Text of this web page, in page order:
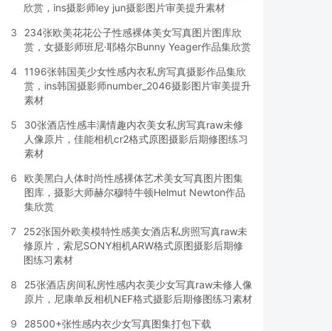
欣赏，ins摄影师ley jun摄影图片审美提升素材
3
234张欧美花花公子性感裸体美女写真图片图库欣
赏，女摄影师班尼·耶格尔Bunny Yeager作品集欣赏
4
1196张韩国美少女性感内衣私房写真摄影作品集欣
赏，ins韩国摄影师number_2046摄影图片审美提升
素材
5
30张酒店性感丰满情趣内衣美女私房写真raw未修
人像原片，佳能相机cr2格式原图摄影后期修图练习
素材
6
欧美黑白人体时尚性感裸体艺术美女写真图片图集
图库，摄影大师赫尔穆特牛顿Helmut Newton作品
集欣赏
7
252张国外欧美模特性感美女酒店私房照写真raw未
修原片，索尼SONY相机ARW格式原图摄影后期修
图练习素材
8
25张酒店房间私房性感内衣美少女写真raw未修人像
原片，尼康单反相机NEF格式摄影后期修图练习素材
9 28500+张性感内衣少女写真图集打包下载